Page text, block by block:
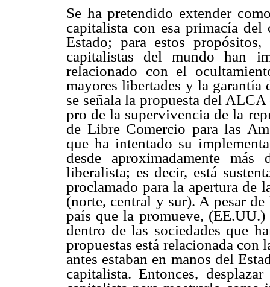
Se ha pretendido extender
capitalista con esa primacía
Estado; para estos
capitalistas del mundo han
relacionado con el
mayores libertades y la garantía
se señala la propuesta del
pro de la supervivencia de la
de Libre Comercio para las
que ha intentado su
desde aproximadamente
liberalista; es decir, está
proclamado para la apertura de
(norte, central y sur). A pesar
país que la promueve,
dentro de las sociedades que
propuestas está relacionada
antes estaban en manos del
capitalista. Entonces,